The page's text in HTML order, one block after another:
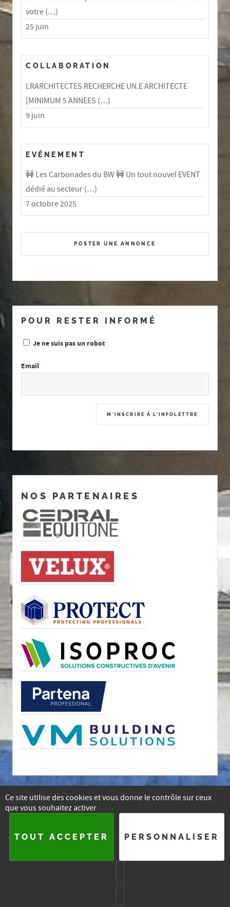
Ce site utilise des cookies et vous donne le contrôle sur ceux
que vous souhaitez activer
TOUT ACCEPTER PERSONNALISER
votre (…)
25 juin
COLLABORATION
LRARCHITECTES RECHERCHE UN.E ARCHITECTE
[MINIMUM 5 ANNEES (…)
9 juin
EVÉNEMENT
🚧 Les Carbonades du BW 🚧 Un tout nouvel EVENT
dédié au secteur (…)
7 octobre 2025
POSTER UNE ANNONCE
POUR RESTER INFORMÉ
Je ne suis pas un robot
Email
NOS PARTENAIRES
E-mailFacebookInstagramLinkedin